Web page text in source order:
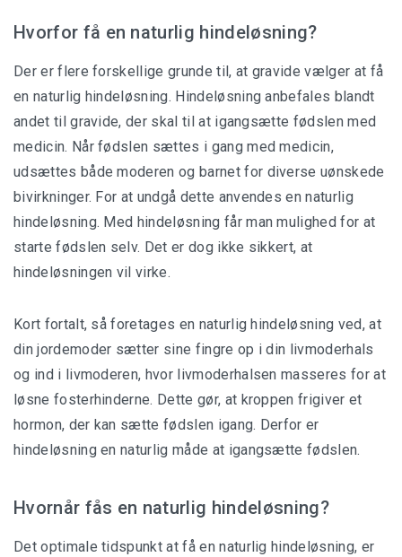
Planlæg din rejse
Pakkeliste
Hvad er safari?
Hvorfor tage på safari?
Safarityper
Luksus safari
Hvorfor få en naturlig hindeløsning?
Der er flere forskellige grunde til, at gravide vælger at få
en naturlig hindeløsning. Hindeløsning anbefales blandt
andet til gravide, der skal til at igangsætte fødslen med
medicin. Når fødslen sættes i gang med medicin,
udsættes både moderen og barnet for diverse uønskede
bivirkninger. For at undgå dette anvendes en naturlig
hindeløsning. Med hindeløsning får man mulighed for at
starte fødslen selv. Det er dog ikke sikkert, at
hindeløsningen vil virke.
Kort fortalt, så foretages en naturlig hindeløsning ved, at
din jordemoder sætter sine fingre op i din livmoderhals
og ind i livmoderen, hvor livmoderhalsen masseres for at
løsne fosterhinderne. Dette gør, at kroppen frigiver et
hormon, der kan sætte fødslen igang. Derfor er
hindeløsning en naturlig måde at igangsætte fødslen.
Hvornår fås en naturlig hindeløsning?
Det optimale tidspunkt at få en naturlig hindeløsning, er